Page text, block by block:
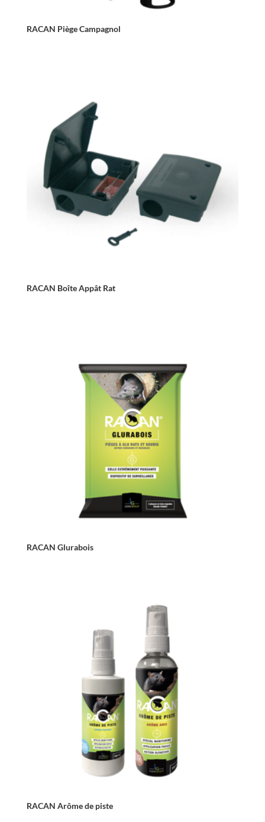
RACAN Piège Campagnol
RACAN Boîte Appât Rat
RACAN Glurabois
RACAN Arôme de piste